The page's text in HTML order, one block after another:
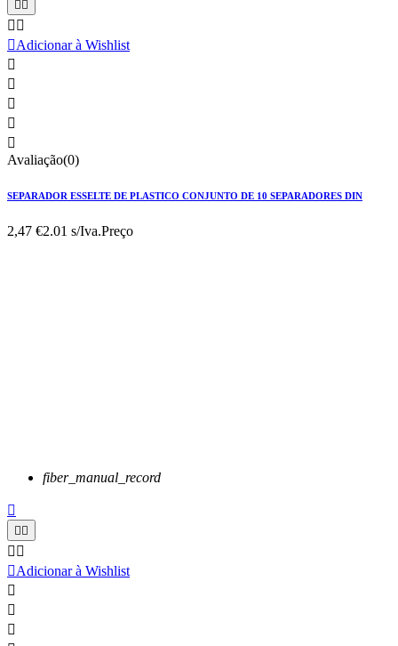
 
 
Adicionar à Wishlist





Avaliação(0)
SEPARADOR ESSELTE DE PLASTICO CONJUNTO DE 10 SEPARADORES DIN
2,47 €2.01 s/Iva.Preço
fiber_manual_record

 
 
Adicionar à Wishlist


